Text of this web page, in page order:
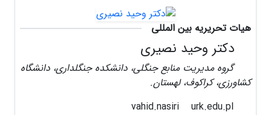
هیات تحریریه بین المللی
دکتر وحید نصیری
گروه مدیریت منابع جنگلی، دانشکده جنگلداری، دانشگاه
کشاورزی، کراکوف، لهستان.
urk.edu.pl